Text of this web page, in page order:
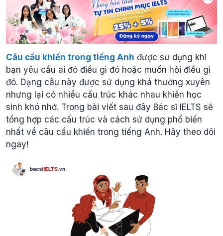
Câu cầu khiến trong tiếng Anh được sử dụng khi
bạn yêu cầu ai đó điều gì đó hoặc muốn hỏi điều gì
đó. Dạng câu này được sử dụng khá thường xuyên
nhưng lại có nhiều cấu trúc khác nhau khiến học
sinh khó nhớ. Trong bài viết sau đây Bác sĩ IELTS sẽ
tổng hợp các cấu trúc và cách sử dụng phổ biến
nhất về câu cầu khiến trong tiếng Anh. Hãy theo dõi
ngay!